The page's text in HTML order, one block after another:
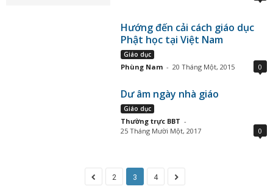
Hướng đến cải cách giáo dục
Phật học tại Việt Nam
Giáo dục
Phùng Nam - 20 Tháng Một, 2015 0
Dư âm ngày nhà giáo
Giáo dục
Thường trực BBT -
25 Tháng Mười Một, 2017
0
2 3 4